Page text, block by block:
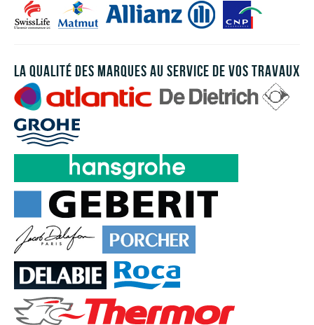
LA QUALITÉ DES MARQUES AU SERVICE DE VOS TRAVAUX